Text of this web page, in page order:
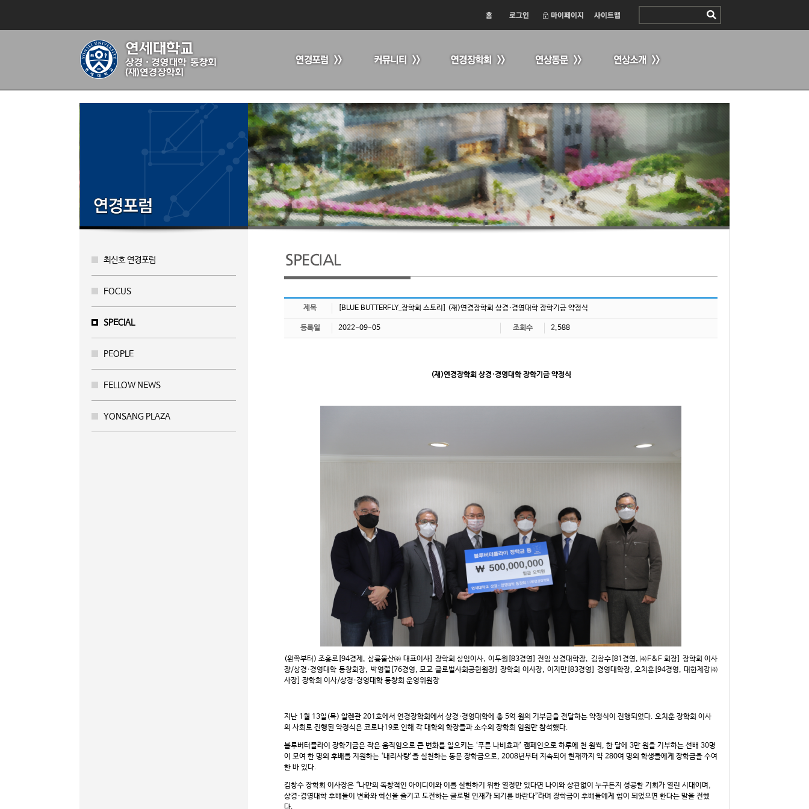
최신호 연경포럼
FOCUS
SPECIAL
PEOPLE
FELLOW NEWS
YONSANG PLAZA
제목 [BLUE BUTTERFLY_장학회 스토리] (재)연경장학회 상경·경영대학 장학기금 약정식
등록일 2022-09-05 조회수 2,588
(재)연경장학회 상경·경영대학 장학기금 약정식
(왼쪽부터) 조홍로[94경제, 삼륭물산㈜ 대표이사] 장학회 상임이사, 이두원[83경영] 전임 상경대학장, 김창수[81경영, ㈜F&F 회장] 장학회 이사
장/상경·경영대학 동창회장, 박영렬[76경영, 모교 글로벌사회공헌원장] 장학회 이사장, 이지만[83경영] 경영대학장, 오치훈[94경영, 대한제강㈜
사장] 장학회 이사/상경·경영대학 동창회 운영위원장
지난 1월 13일(목) 알렌관 201호에서 연경장학회에서 상경·경영대학에 총 5억 원의 기부금을 전달하는 약정식이 진행되었다. 오치훈 장학회 이사
의 사회로 진행된 약정식은 코로나19로 인해 각 대학의 학장들과 소수의 장학회 임원만 참석했다.
블루버터플라이 장학기금은 작은 움직임으로 큰 변화를 일으키는 ‘푸른 나비효과’ 캠페인으로 하루에 천 원씩, 한 달에 3만 원을 기부하는 선배 30명
이 모여 한 명의 후배를 지원하는 ‘내리사랑’을 실천하는 동문 장학금으로, 2008년부터 지속되어 현재까지 약 280여 명의 학생들에게 장학금을 수여
한 바 있다.
김창수 장학회 이사장은 “나만의 독창적인 아이디어와 이를 실현하기 위한 열정만 있다면 나이와 상관없이 누구든지 성공할 기회가 열린 시대이며,
상경·경영대학 후배들이 변화와 혁신을 즐기고 도전하는 글로벌 인재가 되기를 바란다”라며 장학금이 후배들에게 힘이 되었으면 한다는 말을 전했
다.